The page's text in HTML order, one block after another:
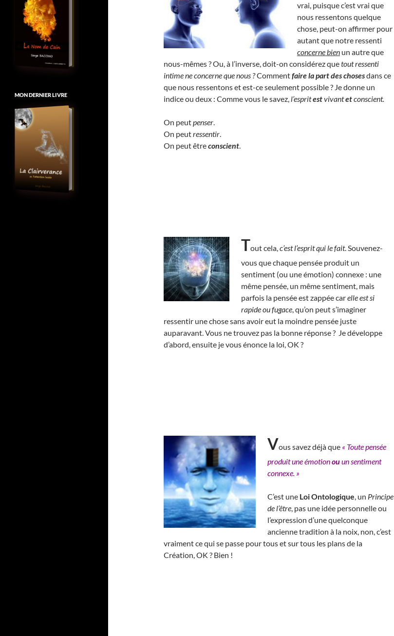
vrai, puisque c’est vrai que
nous ressentons quelque
chose, peut-on affirmer pour
autant que notre ressenti
concerne bien un autre que
nous-mêmes ? Ou, à l’inverse, doit-on considérez quetout ressenti
intime ne concerne que nous ?Commentfaire la part des chosesdans ce
que nous ressentons et est-ce seulement possible ? Je donne un
indice ou deux : Comme vous le savez, l’espritestvivantetconscient.
On peutpenser.
On peutressentir.
On peut êtreconscient.
Tout cela,c’est l’esprit qui le fait. Souvenez-
vous que chaque pensée produit un
sentiment (ou une émotion) connexe : une
même pensée, un même sentiment, mais
parfois la pensée est zappée carelle est si
rapide ou fugace, qu’on peut s’imaginer
ressentir une chose sans avoir eut la moindre pensée juste
auparavant. Vous ne trouvez pas la bonne réponse ? Je développe
d’abord, ensuite je vous énonce la loi, OK ?
Vous savez déjà que « Toute pensée
produit une émotionouun sentiment
connexe. »
C’est une Loi Ontologique, un Principe
de l’être, pas une idée personnelle ou
l’expression d’une quelconque
ancienne tradition à la noix, non, c’est
vraiment ce qui se passe pour tous et sur tous les plans de la
Création, OK ? Bien !
MON DERNIER LIVRE